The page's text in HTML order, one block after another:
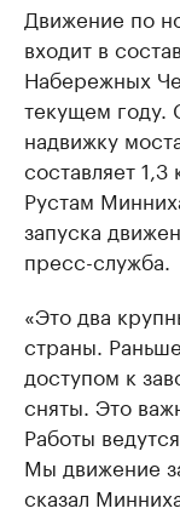
Движение по
входит в
Набережных
текущем году.
надвижку
составляет
Рустам
запуска
пресс-служба.
«Это два
страны.
доступом к
сняты. Это
Работы
Мы движение
сказал